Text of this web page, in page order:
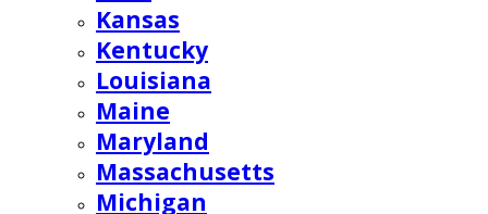
Kansas
Kentucky
Louisiana
Maine
Maryland
Massachusetts
Michigan